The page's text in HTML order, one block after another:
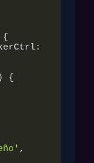
{
{
,